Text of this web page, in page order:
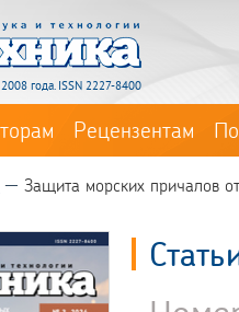
2008 года. ISSN 2227-8400
Рецензентам
Защита морских причалов